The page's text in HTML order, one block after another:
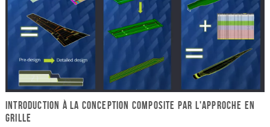
Introduction à la conception composite par l'approche en
grille